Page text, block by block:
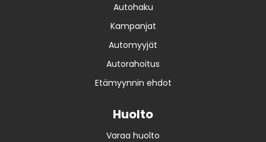
Autohaku
Kampanjat
Automyyjät
Autorahoitus
Etämyynnin ehdot
Huolto
Varaa huolto